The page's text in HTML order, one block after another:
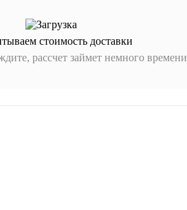
стоимость доставки
рассчет займет немного времени